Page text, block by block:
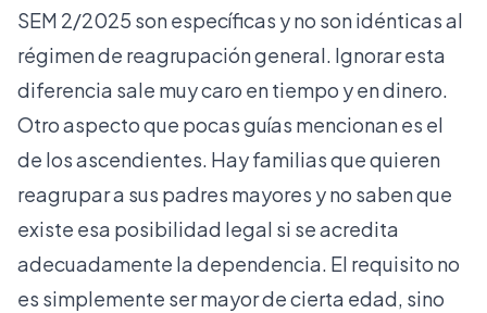
SEM 2/2025 son específicas y no son idénticas al
régimen de reagrupación general. Ignorar esta
diferencia sale muy caro en tiempo y en dinero.
Otro aspecto que pocas guías mencionan es el
de los ascendientes. Hay familias que quieren
reagrupar a sus padres mayores y no saben que
existe esa posibilidad legal si se acredita
adecuadamente la dependencia. El requisito no
es simplemente ser mayor de cierta edad, sino